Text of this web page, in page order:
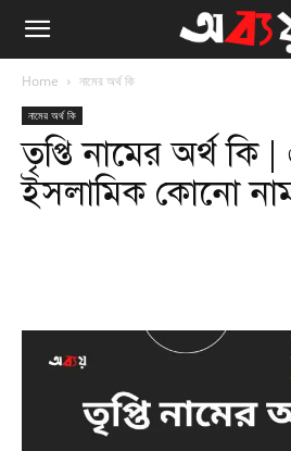
Home নামের অর্থ কি
নামের অর্থ কি
তৃপ্তি নামের অর্থ কি
ইসলামিক কোনো